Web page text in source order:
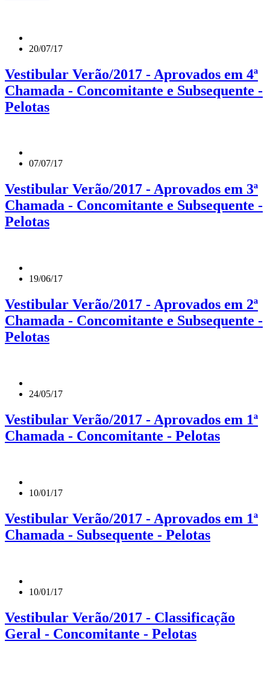
20/07/17
Vestibular Verão/2017 - Aprovados em 4ª
Chamada - Concomitante e Subsequente -
Pelotas
07/07/17
Vestibular Verão/2017 - Aprovados em 3ª
Chamada - Concomitante e Subsequente -
Pelotas
19/06/17
Vestibular Verão/2017 - Aprovados em 2ª
Chamada - Concomitante e Subsequente -
Pelotas
24/05/17
Vestibular Verão/2017 - Aprovados em 1ª
Chamada - Concomitante - Pelotas
10/01/17
Vestibular Verão/2017 - Aprovados em 1ª
Chamada - Subsequente - Pelotas
10/01/17
Vestibular Verão/2017 - Classificação
Geral - Concomitante - Pelotas